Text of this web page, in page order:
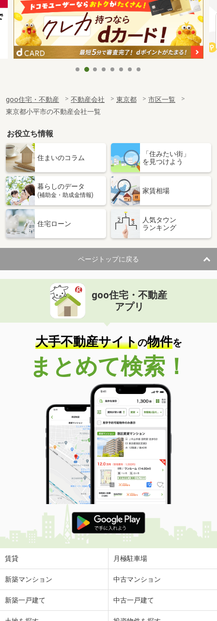
goo住宅・不動産 不動産会社 東京都
市区一覧
東京都小平市の不動産会社一覧
お役立ち情報
住まいのコラム
「住みたい街」
を見つけよう
暮らしのデータ
(補助金・助成金情報)
家賃相場
住宅ローン
人気タウン
ランキング
ページトップに戻る
goo住宅・不動産
アプリ
大手不動産サイトの物件を
まとめて検索！
賃貸 月極駐車場
新築マンション 中古マンション
新築一戸建て 中古一戸建て